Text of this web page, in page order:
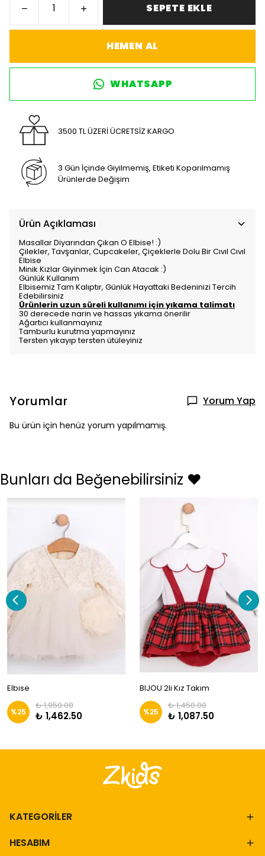
SEPETE EKLE
HEMEN AL
WHATSAPP
3500 TL ÜZERİ ÜCRETSİZ KARGO
3 Gün İçinde Giyilmemiş, Etiketi Koparılmamış
Ürünlerde Değişim
Ürün Açıklaması
Masallar Diyarından Çıkan O Elbise! :)
Çilekler, Tavşanlar, Cupcakeler, Çiçeklerle Dolu Bir Cıvıl Cıvıl
Elbise
Minik Kızlar Giyinmek İçin Can Atacak :)
Günlük Kullanım
Elbisemiz Tam Kalıptır, Günlük Hayattaki Bedeninizi Tercih
Edebilirsiniz
Ürünlerin uzun süreli kullanımı için yıkama talimatı
30 derecede narin ve hassas yıkama önerilir
Ağartıcı kullanmayınız
Tamburlu kurutma yapmayınız
Tersten yıkayıp tersten ütüleyiniz
Yorumlar Yorum Yap
Bu ürün için henüz yorum yapılmamış.
Bunları da Beğenebilirsiniz ❤️
Elbise
%25
₺ 1,950.00
₺ 1,462.50
BIJOU 2li Kız Takım
%25
₺ 1,450.00
₺ 1,087.50
KATEGORİLER
HESABIM